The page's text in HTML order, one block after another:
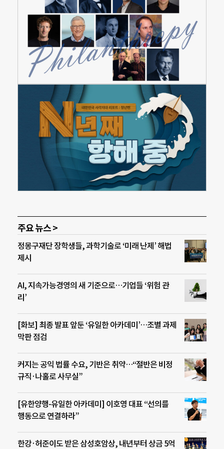
주요 뉴스 >
정몽구재단 장학생들, 과학기술로 ‘미래 난제’ 해법
제시
AI, 지속가능경영의 새 기준으로…기업들 ‘위험 관
리’
[화보] 최종 발표 앞둔 ‘유일한 아카데미’…조별 과제
막판 점검
커지는 공익 법률 수요, 기반은 취약…“절반은 비정
규직·나홀로 사무실”
[유한양행-유일한 아카데미] 이호영 대표 “선의를
행동으로 연결하라”
한강·허준이도 받은 삼성호암상, 내년부터 상금 5억